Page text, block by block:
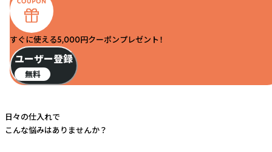
すぐに使える5,000円クーポンプレゼント！
ユーザー登録
無料
日々の仕入れで
こんな悩みはありませんか？